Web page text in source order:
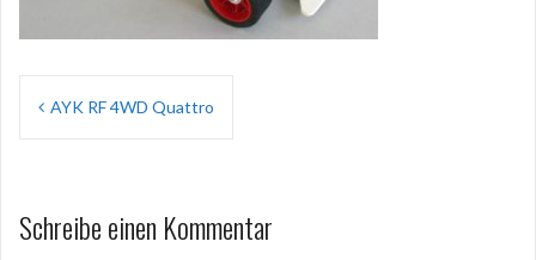
Beitragsnavigation
AYK RF 4WD Quattro
Schreibe einen Kommentar